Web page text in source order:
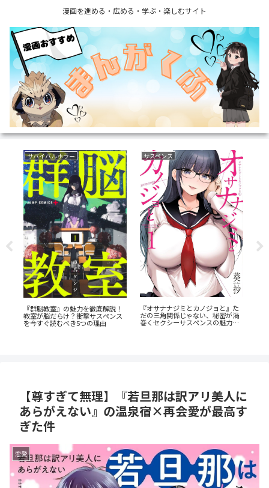
漫画を進める・広める・学ぶ・楽しむサイト
ファンタジー
『恋する天使は罪深い』徹底ガイ
ド！堕天寸前の問題児たちの、禁
欲ラブコメが罪深すぎる
乗り物(車両)
電車まるごと応援団！？『今朝も
揺られてます』あらすじ紹介！乗
客と見守る新感覚ラブコメ
【尊すぎて無理】『若旦那は訳アリ美人に
あらがえない』の温泉宿×再会愛が最高す
ぎた件
恋愛